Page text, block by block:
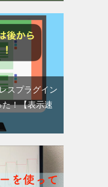
スプラグイン
！【表示速